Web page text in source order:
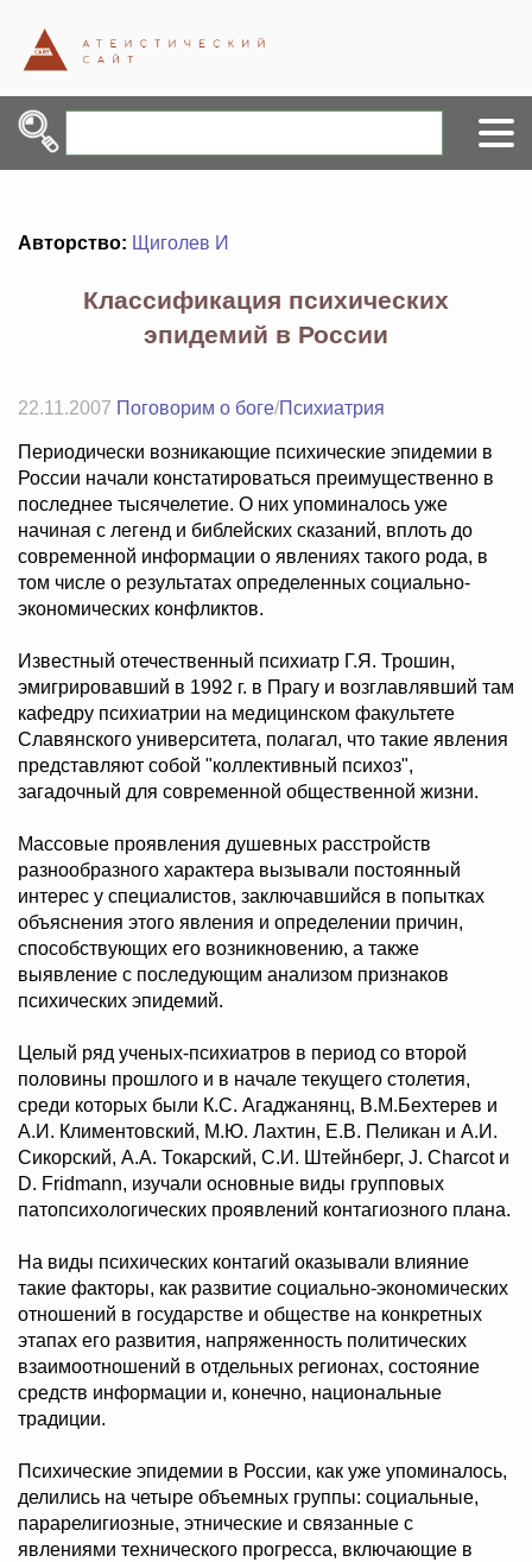
Авторство: Щиголев И
Классификация психических
эпидемий в России
22.11.2007 Поговорим о боге/Психиатрия
Периодически возникающие психические эпидемии в
России начали констатироваться преимущественно в
последнее тысячелетие. О них упоминалось уже
начиная с легенд и библейских сказаний, вплоть до
современной информации о явлениях такого рода, в
том числе о результатах определенных социально-
экономических конфликтов.
Известный отечественный психиатр Г.Я. Трошин,
эмигрировавший в 1992 г. в Прагу и возглавлявший там
кафедру психиатрии на медицинском факультете
Славянского университета, полагал, что такие явления
представляют собой "коллективный психоз",
загадочный для современной общественной жизни.
Массовые проявления душевных расстройств
разнообразного характера вызывали постоянный
интерес у специалистов, заключавшийся в попытках
объяснения этого явления и определении причин,
способствующих его возникновению, а также
выявление с последующим анализом признаков
психических эпидемий.
Целый ряд ученых-психиатров в период со второй
половины прошлого и в начале текущего столетия,
среди которых были К.С. Агаджанянц, В.М.Бехтерев и
А.И. Климентовский, М.Ю. Лахтин, Е.В. Пеликан и А.И.
Сикорский, А.А. Токарский, С.И. Штейнберг, J. Charcot и
D. Fridmann, изучали основные виды групповых
патопсихологических проявлений контагиозного плана.
На виды психических контагий оказывали влияние
такие факторы, как развитие социально-экономических
отношений в государстве и обществе на конкретных
этапах его развития, напряженность политических
взаимоотношений в отдельных регионах, состояние
средств информации и, конечно, национальные
традиции.
Психические эпидемии в России, как уже упоминалось,
делились на четыре объемных группы: социальные,
парарелигиозные, этнические и связанные с
явлениями технического прогресса, включающие в